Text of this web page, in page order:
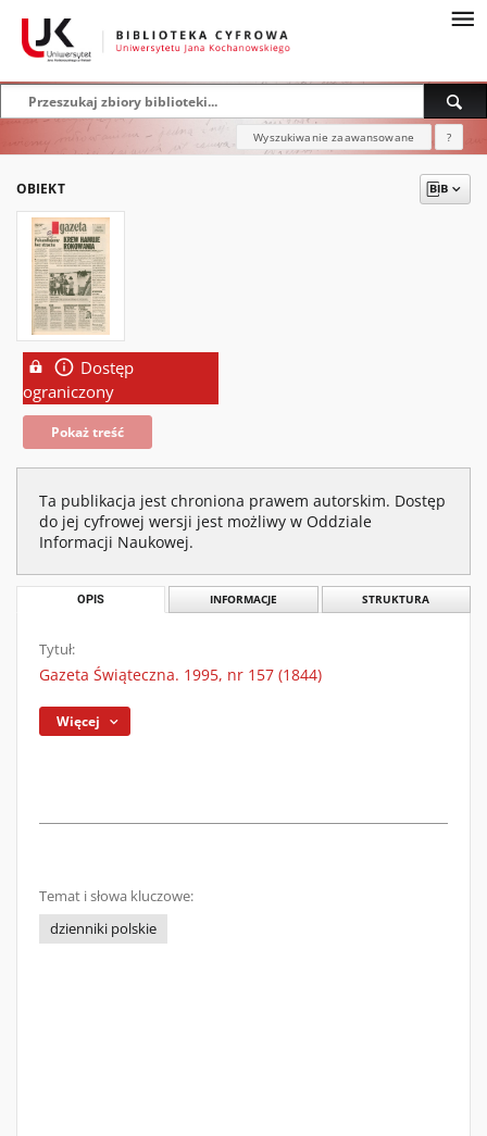
Wyszukiwanie zaawansowane ?
OBIEKT
Dostęp
ograniczony
Pokaż treść
Ta publikacja jest chroniona prawem autorskim. Dostęp
do jej cyfrowej wersji jest możliwy w Oddziale
Informacji Naukowej.
OPIS INFORMACJE STRUKTURA
Tytuł:
Gazeta Świąteczna. 1995, nr 157 (1844)
Więcej
Temat i słowa kluczowe:
dzienniki polskie